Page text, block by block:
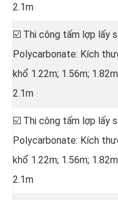
2.1m
☑️ Thi công tấm lợp lấy
Polycarbonate: Kích
khổ 1.22m; 1.56m;
2.1m
☑️ Thi công tấm lợp lấy
Polycarbonate: Kích
khổ 1.22m; 1.56m;
2.1m